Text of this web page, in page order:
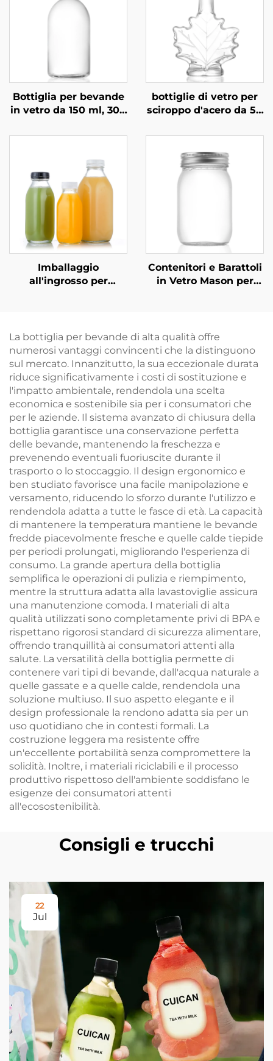
Bottiglia per bevande
in vetro da 150 ml, 300
personalizzata
bottiglie di vetro per
sciroppo d'acero da 50
all'ingrosso
Imballaggio
all'ingrosso per
Contenitori e Barattoli
in Vetro Mason per
500ml
La bottiglia per bevande di alta qualità offre
numerosi vantaggi convincenti che la distinguono
sul mercato. Innanzitutto, la sua eccezionale durata
riduce significativamente i costi di sostituzione e
l'impatto ambientale, rendendola una scelta
economica e sostenibile sia per i consumatori che
per le aziende. Il sistema avanzato di chiusura della
bottiglia garantisce una conservazione perfetta
delle bevande, mantenendo la freschezza e
prevenendo eventuali fuoriuscite durante il
trasporto o lo stoccaggio. Il design ergonomico e
ben studiato favorisce una facile manipolazione e
versamento, riducendo lo sforzo durante l'utilizzo e
rendendola adatta a tutte le fasce di età. La capacità
di mantenere la temperatura mantiene le bevande
fredde piacevolmente fresche e quelle calde tiepide
per periodi prolungati, migliorando l'esperienza di
consumo. La grande apertura della bottiglia
semplifica le operazioni di pulizia e riempimento,
mentre la struttura adatta alla lavastoviglie assicura
una manutenzione comoda. I materiali di alta
qualità utilizzati sono completamente privi di BPA e
rispettano rigorosi standard di sicurezza alimentare,
offrendo tranquillità ai consumatori attenti alla
salute. La versatilità della bottiglia permette di
contenere vari tipi di bevande, dall'acqua naturale a
quelle gassate e a quelle calde, rendendola una
soluzione multiuso. Il suo aspetto elegante e il
design professionale la rendono adatta sia per un
uso quotidiano che in contesti formali. La
costruzione leggera ma resistente offre
un'eccellente portabilità senza compromettere la
solidità. Inoltre, i materiali riciclabili e il processo
produttivo rispettoso dell'ambiente soddisfano le
esigenze dei consumatori attenti
all'ecosostenibilità.
Consigli e trucchi
22
Jul